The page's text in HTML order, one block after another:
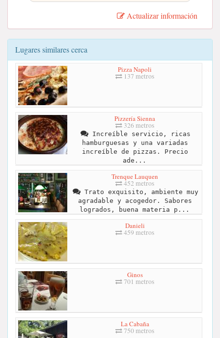
Actualizar información
Lugares similares cerca
Pizza Napoli
137 metros
Pizzería Sienna
326 metros
Increíble servicio, ricas
hamburguesas y una variadas
increíble de pizzas. Precio
ade...
Trenque Lauquen
452 metros
Trato exquisito, ambiente muy
agradable y acogedor. Sabores
logrados, buena materia p...
Danieli
459 metros
Ginos
701 metros
La Cabaña
750 metros